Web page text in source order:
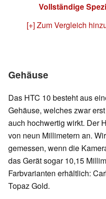
Vollständige
[+] Zum Vergleich
Gehäuse
Das HTC 10 besteht aus
Gehäuse, welches zwar
auch hochwertig wirkt. Der
von neun Millimetern an.
gemessen, wenn die
das Gerät sogar 10,15
Farbvarianten erhältlich:
Topaz Gold.